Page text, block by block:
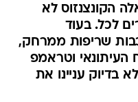
הקונצנזוס לא
לכל. בעוד
שריפות ממרחק,
וטראמפ
בדיוק עניינו את